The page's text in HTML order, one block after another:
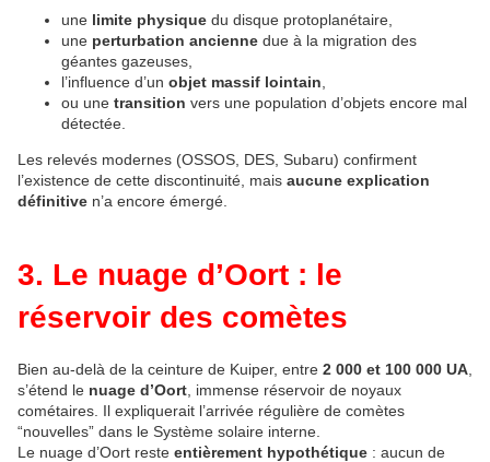
une limite physique du disque protoplanétaire,
une perturbation ancienne due à la migration des
géantes gazeuses,
l’influence d’un objet massif lointain
ou une transition vers une population d’objets encore mal
détectée.
Les relevés modernes (OSSOS, DES, Subaru) confirment
l’existence de cette discontinuité, mais aucune explication
définitive n’a encore émergé.
3. Le nuage d’Oort : le
réservoir des comètes
Bien au‑delà de la ceinture de Kuiper, entre 2 000 et 100 000 UA
s’étend le nuage d’Oort , immense réservoir de noyaux
cométaires. Il expliquerait l’arrivée régulière de comètes
“nouvelles” dans le Système solaire interne.
Le nuage d’Oort reste entièrement hypothétique : aucun de